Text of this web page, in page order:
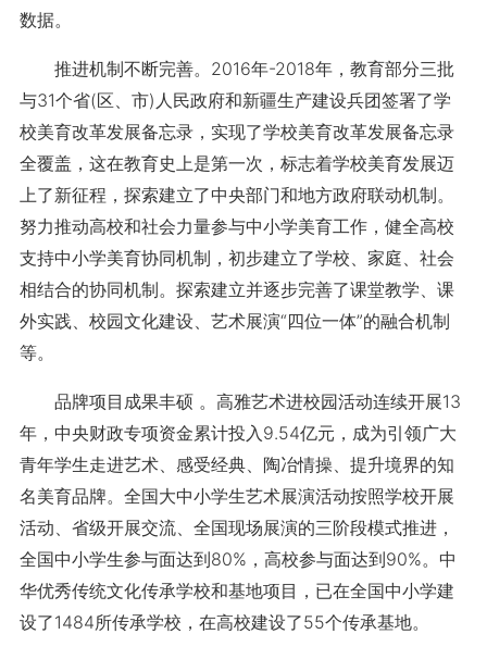
数据。
推进机制不断完善。2016年-2018年，教育部分三批
与31个省(区、市)人民政府和新疆生产建设兵团签署了学
校美育改革发展备忘录，实现了学校美育改革发展备忘录
全覆盖，这在教育史上是第一次，标志着学校美育发展迈
上了新征程，探索建立了中央部门和地方政府联动机制。
努力推动高校和社会力量参与中小学美育工作，健全高校
支持中小学美育协同机制，初步建立了学校、家庭、社会
相结合的协同机制。探索建立并逐步完善了课堂教学、课
外实践、校园文化建设、艺术展演“四位一体”的融合机制
等。
品牌项目成果丰硕 。高雅艺术进校园活动连续开展13
年，中央财政专项资金累计投入9.54亿元，成为引领广大
青年学生走进艺术、感受经典、陶冶情操、提升境界的知
名美育品牌。全国大中小学生艺术展演活动按照学校开展
活动、省级开展交流、全国现场展演的三阶段模式推进，
全国中小学生参与面达到80%，高校参与面达到90%。中
华优秀传统文化传承学校和基地项目，已在全国中小学建
设了1484所传承学校，在高校建设了55个传承基地。